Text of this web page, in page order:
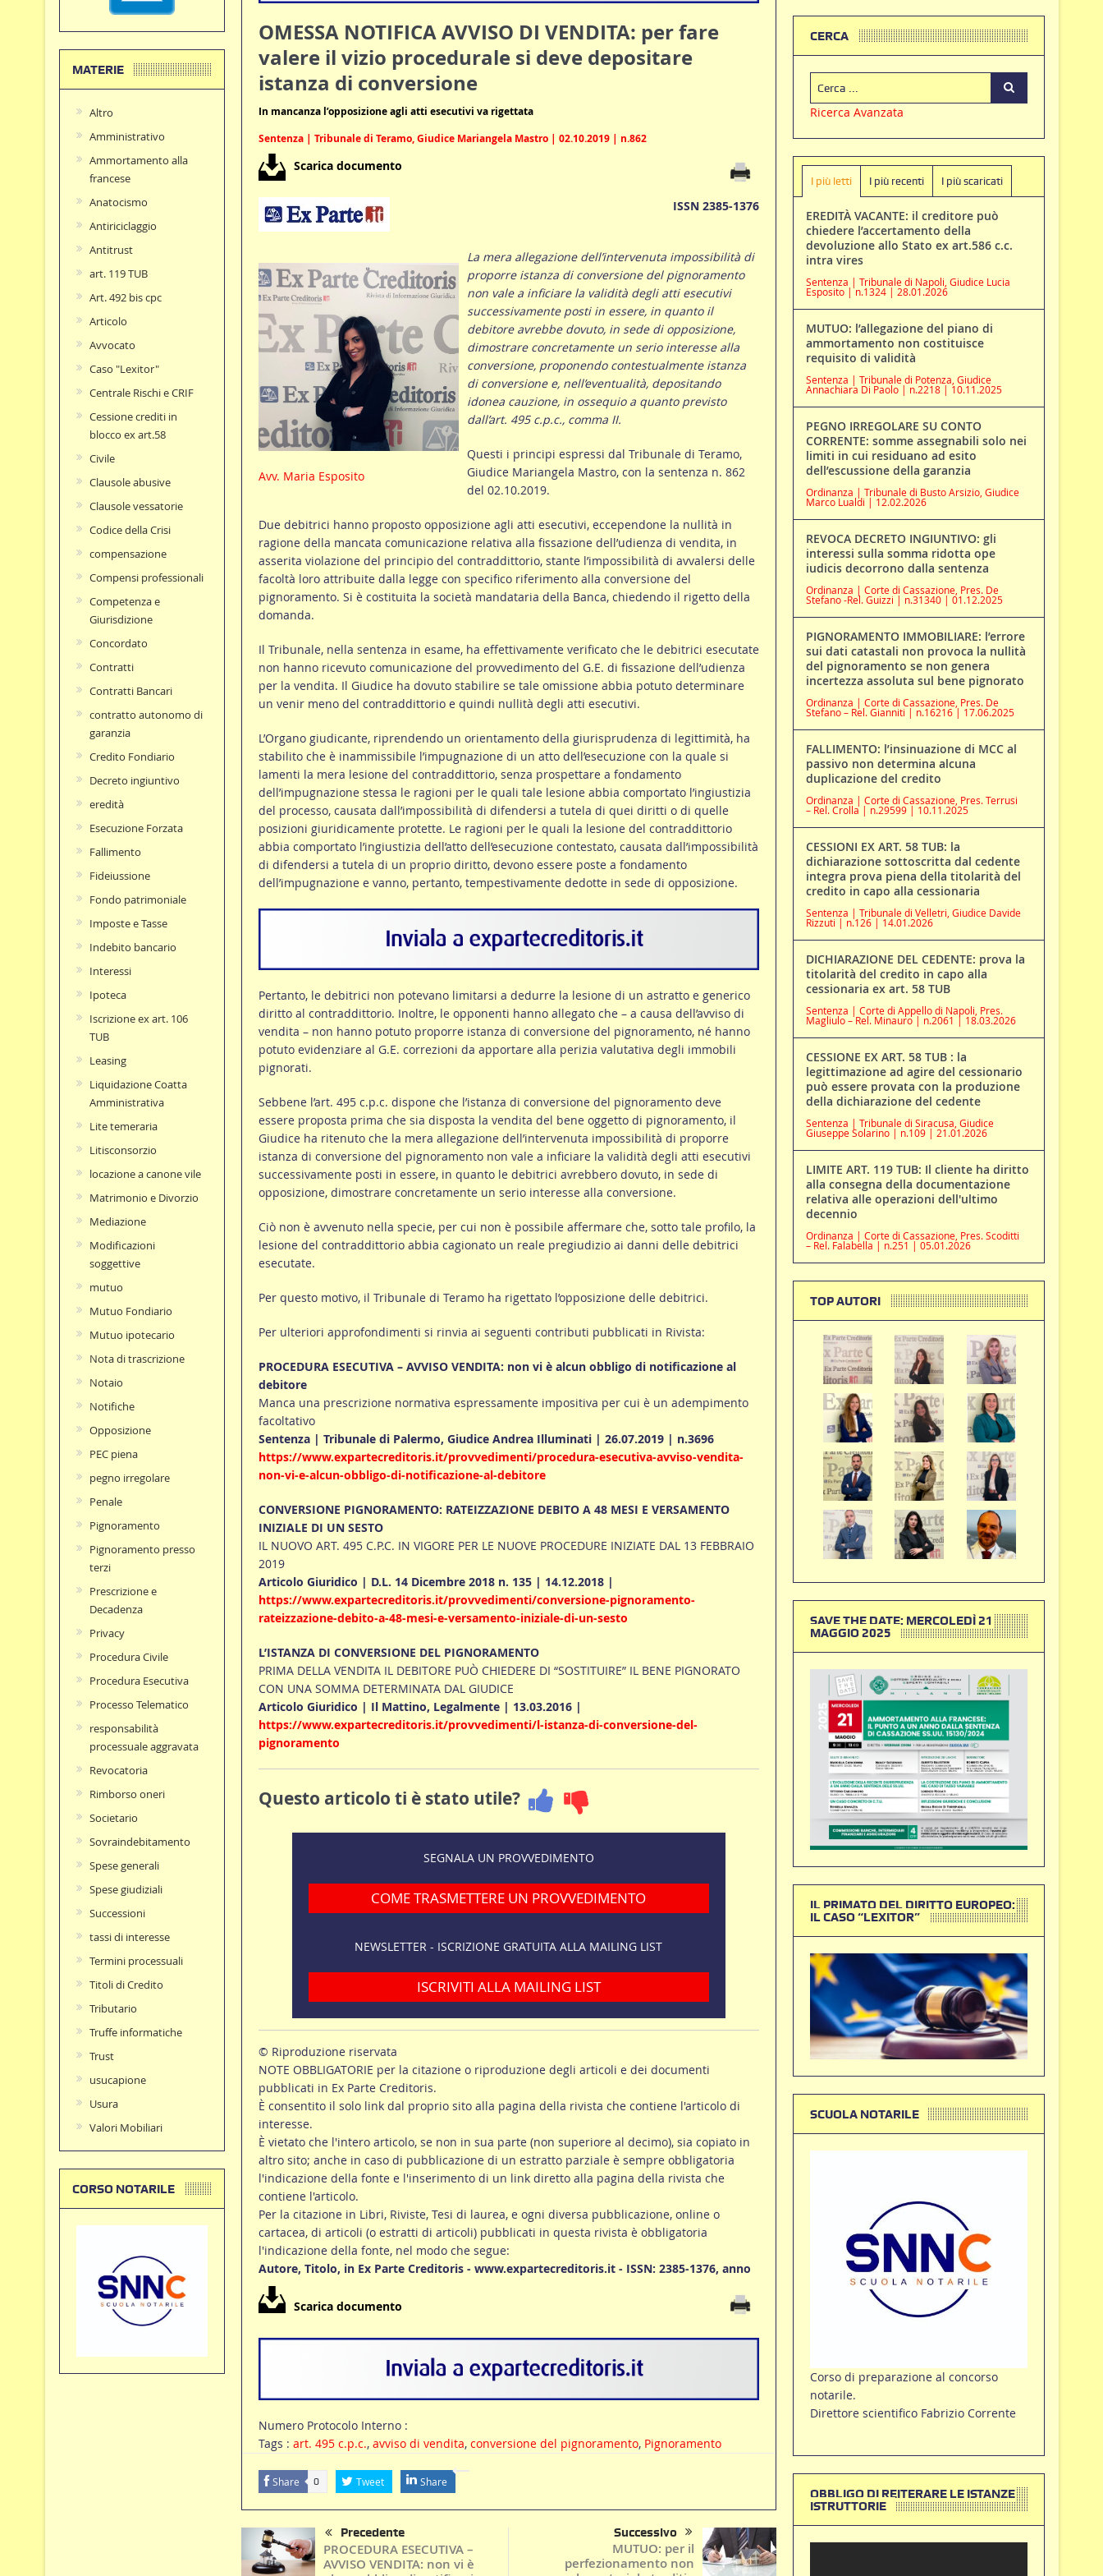
OMESSA NOTIFICA AVVISO DI VENDITA: per fare
valere il vizio procedurale si deve depositare
istanza di conversione
In mancanza l’opposizione agli atti esecutivi va rigettata
Sentenza | Tribunale di Teramo, Giudice Mariangela Mastro | 02.10.2019 | n.862
Scarica documento
ISSN 2385-1376
Avv. Maria Esposito
La mera allegazione dell’intervenuta impossibilità di
proporre istanza di conversione del pignoramento
non vale a inficiare la validità degli atti esecutivi
successivamente posti in essere, in quanto il
debitore avrebbe dovuto, in sede di opposizione,
dimostrare concretamente un serio interesse alla
conversione, proponendo contestualmente istanza
di conversione e, nell’eventualità, depositando
idonea cauzione, in ossequio a quanto previsto
dall’art. 495 c.p.c., comma II.
Questi i principi espressi dal Tribunale di Teramo,
Giudice Mariangela Mastro, con la sentenza n. 862
del 02.10.2019.
Due debitrici hanno proposto opposizione agli atti esecutivi, eccependone la nullità in
ragione della mancata comunicazione relativa alla fissazione dell’udienza di vendita, in
asserita violazione del principio del contraddittorio, stante l’impossibilità di avvalersi delle
facoltà loro attribuite dalla legge con specifico riferimento alla conversione del
pignoramento. Si è costituita la società mandataria della Banca, chiedendo il rigetto della
domanda.
Il Tribunale, nella sentenza in esame, ha effettivamente verificato che le debitrici esecutate
non hanno ricevuto comunicazione del provvedimento del G.E. di fissazione dell’udienza
per la vendita. Il Giudice ha dovuto stabilire se tale omissione abbia potuto determinare
un venir meno del contraddittorio e quindi nullità degli atti esecutivi.
L’Organo giudicante, riprendendo un orientamento della giurisprudenza di legittimità, ha
stabilito che è inammissibile l’impugnazione di un atto dell’esecuzione con la quale si
lamenti la mera lesione del contraddittorio, senza prospettare a fondamento
dell’impugnazione stessa le ragioni per le quali tale lesione abbia comportato l’ingiustizia
del processo, causata dall’impossibilità di difendersi a tutela di quei diritti o di quelle
posizioni giuridicamente protette. Le ragioni per le quali la lesione del contraddittorio
abbia comportato l’ingiustizia dell’atto dell’esecuzione contestato, causata dall’impossibilità
di difendersi a tutela di un proprio diritto, devono essere poste a fondamento
dell’impugnazione e vanno, pertanto, tempestivamente dedotte in sede di opposizione.
Pertanto, le debitrici non potevano limitarsi a dedurre la lesione di un astratto e generico
diritto al contraddittorio. Inoltre, le opponenti hanno allegato che – a causa dell’avviso di
vendita – non hanno potuto proporre istanza di conversione del pignoramento, né hanno
potuto evidenziare al G.E. correzioni da apportare alla perizia valutativa degli immobili
pignorati.
Sebbene l’art. 495 c.p.c. dispone che l’istanza di conversione del pignoramento deve
essere proposta prima che sia disposta la vendita del bene oggetto di pignoramento, il
Giudice ha ritenuto che la mera allegazione dell’intervenuta impossibilità di proporre
istanza di conversione del pignoramento non vale a inficiare la validità degli atti esecutivi
successivamente posti in essere, in quanto le debitrici avrebbero dovuto, in sede di
opposizione, dimostrare concretamente un serio interesse alla conversione.
Ciò non è avvenuto nella specie, per cui non è possibile affermare che, sotto tale profilo, la
lesione del contraddittorio abbia cagionato un reale pregiudizio ai danni delle debitrici
esecutate.
Per questo motivo, il Tribunale di Teramo ha rigettato l’opposizione delle debitrici.
Per ulteriori approfondimenti si rinvia ai seguenti contributi pubblicati in Rivista:
PROCEDURA ESECUTIVA – AVVISO VENDITA: non vi è alcun obbligo di notificazione al
debitore
Manca una prescrizione normativa espressamente impositiva per cui è un adempimento
facoltativo
Sentenza | Tribunale di Palermo, Giudice Andrea Illuminati | 26.07.2019 | n.3696
https://www.expartecreditoris.it/provvedimenti/procedura-esecutiva-avviso-vendita-
non-vi-e-alcun-obbligo-di-notificazione-al-debitore
CONVERSIONE PIGNORAMENTO: RATEIZZAZIONE DEBITO A 48 MESI E VERSAMENTO
INIZIALE DI UN SESTO
IL NUOVO ART. 495 C.P.C. IN VIGORE PER LE NUOVE PROCEDURE INIZIATE DAL 13 FEBBRAIO
2019
Articolo Giuridico | D.L. 14 Dicembre 2018 n. 135 | 14.12.2018 |
https://www.expartecreditoris.it/provvedimenti/conversione-pignoramento-
rateizzazione-debito-a-48-mesi-e-versamento-iniziale-di-un-sesto
L’ISTANZA DI CONVERSIONE DEL PIGNORAMENTO
PRIMA DELLA VENDITA IL DEBITORE PUÒ CHIEDERE DI “SOSTITUIRE” IL BENE PIGNORATO
CON UNA SOMMA DETERMINATA DAL GIUDICE
Articolo Giuridico | Il Mattino, Legalmente | 13.03.2016 |
https://www.expartecreditoris.it/provvedimenti/l-istanza-di-conversione-del-
pignoramento
Questo articolo ti è stato utile?
SEGNALA UN PROVVEDIMENTO
COME TRASMETTERE UN PROVVEDIMENTO
NEWSLETTER - ISCRIZIONE GRATUITA ALLA MAILING LIST
ISCRIVITI ALLA MAILING LIST
© Riproduzione riservata
NOTE OBBLIGATORIE per la citazione o riproduzione degli articoli e dei documenti
pubblicati in Ex Parte Creditoris.
È consentito il solo link dal proprio sito alla pagina della rivista che contiene l'articolo di
interesse.
È vietato che l'intero articolo, se non in sua parte (non superiore al decimo), sia copiato in
altro sito; anche in caso di pubblicazione di un estratto parziale è sempre obbligatoria
l'indicazione della fonte e l'inserimento di un link diretto alla pagina della rivista che
contiene l'articolo.
Per la citazione in Libri, Riviste, Tesi di laurea, e ogni diversa pubblicazione, online o
cartacea, di articoli (o estratti di articoli) pubblicati in questa rivista è obbligatoria
l'indicazione della fonte, nel modo che segue:
Autore, Titolo, in Ex Parte Creditoris - www.expartecreditoris.it - ISSN: 2385-1376, anno
Scarica documento
Numero Protocolo Interno :
Tags : art. 495 c.p.c., avviso di vendita, conversione del pignoramento, Pignoramento
Share 0 Tweet Share
Precedente
PROCEDURA ESECUTIVA –
AVVISO VENDITA: non vi è
Successivo
MUTUO: per il
perfezionamento non
MATERIE
Altro
Amministrativo
Ammortamento alla
francese
Anatocismo
Antiriciclaggio
Antitrust
art. 119 TUB
Art. 492 bis cpc
Articolo
Avvocato
Caso "Lexitor"
Centrale Rischi e CRIF
Cessione crediti in
blocco ex art.58
Civile
Clausole abusive
Clausole vessatorie
Codice della Crisi
compensazione
Compensi professionali
Competenza e
Giurisdizione
Concordato
Contratti
Contratti Bancari
contratto autonomo di
garanzia
Credito Fondiario
Decreto ingiuntivo
eredità
Esecuzione Forzata
Fallimento
Fideiussione
Fondo patrimoniale
Imposte e Tasse
Indebito bancario
Interessi
Ipoteca
Iscrizione ex art. 106
TUB
Leasing
Liquidazione Coatta
Amministrativa
Lite temeraria
Litisconsorzio
locazione a canone vile
Matrimonio e Divorzio
Mediazione
Modificazioni
soggettive
mutuo
Mutuo Fondiario
Mutuo ipotecario
Nota di trascrizione
Notaio
Notifiche
Opposizione
PEC piena
pegno irregolare
Penale
Pignoramento
Pignoramento presso
terzi
Prescrizione e
Decadenza
Privacy
Procedura Civile
Procedura Esecutiva
Processo Telematico
responsabilità
processuale aggravata
Revocatoria
Rimborso oneri
Societario
Sovraindebitamento
Spese generali
Spese giudiziali
Successioni
tassi di interesse
Termini processuali
Titoli di Credito
Tributario
Truffe informatiche
Trust
usucapione
Usura
Valori Mobiliari
CORSO NOTARILE
CERCA
Ricerca Avanzata
I più letti I più recenti I più scaricati
EREDITÀ VACANTE: il creditore può
chiedere l’accertamento della
devoluzione allo Stato ex art.586 c.c.
intra vires
Sentenza | Tribunale di Napoli, Giudice Lucia
Esposito | n.1324 | 28.01.2026
MUTUO: l’allegazione del piano di
ammortamento non costituisce
requisito di validità
Sentenza | Tribunale di Potenza, Giudice
Annachiara Di Paolo | n.2218 | 10.11.2025
PEGNO IRREGOLARE SU CONTO
CORRENTE: somme assegnabili solo nei
limiti in cui residuano ad esito
dell’escussione della garanzia
Ordinanza | Tribunale di Busto Arsizio, Giudice
Marco Lualdi | 12.02.2026
REVOCA DECRETO INGIUNTIVO: gli
interessi sulla somma ridotta ope
iudicis decorrono dalla sentenza
Ordinanza | Corte di Cassazione, Pres. De
Stefano -Rel. Guizzi | n.31340 | 01.12.2025
PIGNORAMENTO IMMOBILIARE: l’errore
sui dati catastali non provoca la nullità
del pignoramento se non genera
incertezza assoluta sul bene pignorato
Ordinanza | Corte di Cassazione, Pres. De
Stefano – Rel. Gianniti | n.16216 | 17.06.2025
FALLIMENTO: l’insinuazione di MCC al
passivo non determina alcuna
duplicazione del credito
Ordinanza | Corte di Cassazione, Pres. Terrusi
– Rel. Crolla | n.29599 | 10.11.2025
CESSIONI EX ART. 58 TUB: la
dichiarazione sottoscritta dal cedente
integra prova piena della titolarità del
credito in capo alla cessionaria
Sentenza | Tribunale di Velletri, Giudice Davide
Rizzuti | n.126 | 14.01.2026
DICHIARAZIONE DEL CEDENTE: prova la
titolarità del credito in capo alla
cessionaria ex art. 58 TUB
Sentenza | Corte di Appello di Napoli, Pres.
Magliulo – Rel. Minauro | n.2061 | 18.03.2026
CESSIONE EX ART. 58 TUB : la
legittimazione ad agire del cessionario
può essere provata con la produzione
della dichiarazione del cedente
Sentenza | Tribunale di Siracusa, Giudice
Giuseppe Solarino | n.109 | 21.01.2026
LIMITE ART. 119 TUB: Il cliente ha diritto
alla consegna della documentazione
relativa alle operazioni dell'ultimo
decennio
Ordinanza | Corte di Cassazione, Pres. Scoditti
– Rel. Falabella | n.251 | 05.01.2026
TOP AUTORI
SAVE THE DATE: MERCOLEDÌ 21
MAGGIO 2025
IL PRIMATO DEL DIRITTO EUROPEO:
IL CASO “LEXITOR”
SCUOLA NOTARILE
Corso di preparazione al concorso
notarile.
Direttore scientifico Fabrizio Corrente
OBBLIGO DI REITERARE LE ISTANZE
ISTRUTTORIE